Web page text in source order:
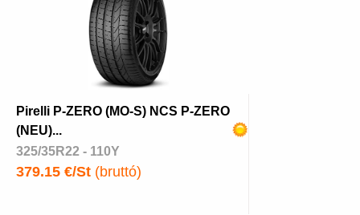
Pirelli P-ZERO (MO-S) NCS P-ZERO
(NEU)...
325/35R22 - 110Y
379.15 €/St (bruttó)